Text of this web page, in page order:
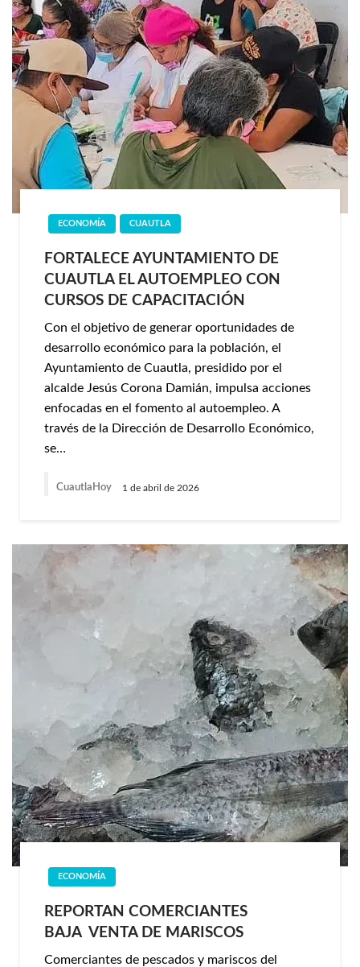
ECONOMÍA CUAUTLA
FORTALECE AYUNTAMIENTO DE
CUAUTLA EL AUTOEMPLEO CON
CURSOS DE CAPACITACIÓN
Con el objetivo de generar oportunidades de
desarrollo económico para la población, el
Ayuntamiento de Cuautla, presidido por el
alcalde Jesús Corona Damián, impulsa acciones
enfocadas en el fomento al autoempleo. A
través de la Dirección de Desarrollo Económico,
se…
CuautlaHoy 1 de abril de 2026
ECONOMÍA
REPORTAN COMERCIANTES
BAJA VENTA DE MARISCOS
Comerciantes de pescados y mariscos del